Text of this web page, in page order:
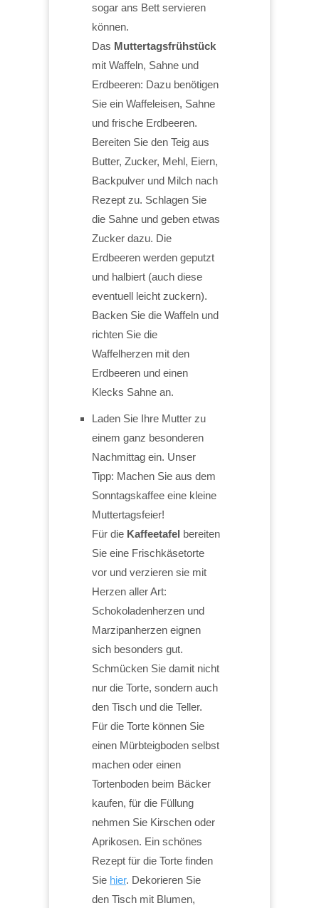
sogar ans Bett servieren
können.
Das Muttertagsfrühstück
mit Waffeln, Sahne und
Erdbeeren: Dazu benötigen
Sie ein Waffeleisen, Sahne
und frische Erdbeeren.
Bereiten Sie den Teig aus
Butter, Zucker, Mehl, Eiern,
Backpulver und Milch nach
Rezept zu. Schlagen Sie
die Sahne und geben etwas
Zucker dazu. Die
Erdbeeren werden geputzt
und halbiert (auch diese
eventuell leicht zuckern).
Backen Sie die Waffeln und
richten Sie die
Waffelherzen mit den
Erdbeeren und einen
Klecks Sahne an.
Laden Sie Ihre Mutter zu
einem ganz besonderen
Nachmittag ein. Unser
Tipp: Machen Sie aus dem
Sonntagskaffee eine kleine
Muttertagsfeier!
Für die Kaffeetafel bereiten
Sie eine Frischkäsetorte
vor und verzieren sie mit
Herzen aller Art:
Schokoladenherzen und
Marzipanherzen eignen
sich besonders gut.
Schmücken Sie damit nicht
nur die Torte, sondern auch
den Tisch und die Teller.
Für die Torte können Sie
einen Mürbteigboden selbst
machen oder einen
Tortenboden beim Bäcker
kaufen, für die Füllung
nehmen Sie Kirschen oder
Aprikosen. Ein schönes
Rezept für die Torte finden
Sie hier. Dekorieren Sie
den Tisch mit Blumen,